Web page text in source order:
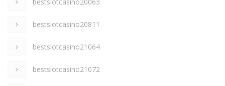
bestslotcasino20811
bestslotcasino21064
bestslotcasino21072